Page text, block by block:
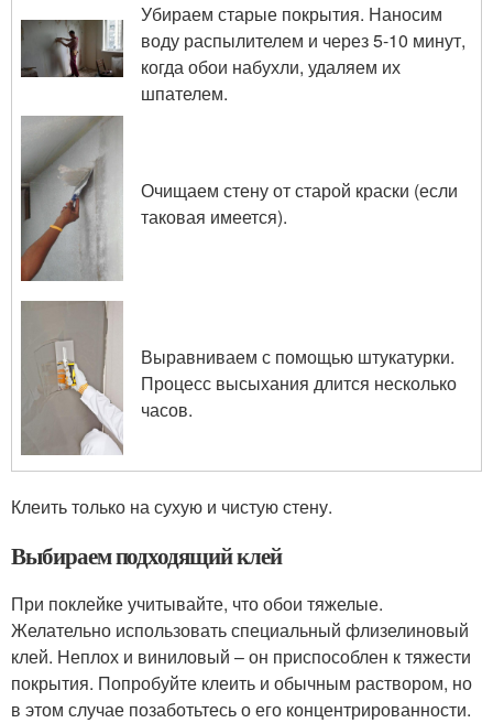
Убираем старые покрытия. Наносим
воду распылителем и через 5-10 минут,
когда обои набухли, удаляем их
шпателем.
Очищаем стену от старой краски (если
таковая имеется).
Выравниваем с помощью штукатурки.
Процесс высыхания длится несколько
часов.
Клеить только на сухую и чистую стену.
Выбираем подходящий клей
При поклейке учитывайте, что обои тяжелые.
Желательно использовать специальный флизелиновый
клей. Неплох и виниловый – он приспособлен к тяжести
покрытия. Попробуйте клеить и обычным раствором, но
в этом случае позаботьтесь о его концентрированности.